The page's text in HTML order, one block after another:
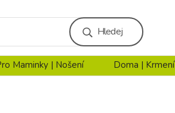
Hledej
Maminky | Nošení Doma | Krmení